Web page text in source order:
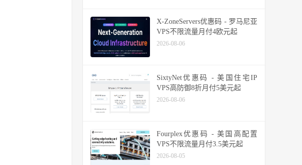
X-ZoneServers优惠码 - 罗马尼亚
VPS不限流量月付4欧元起
2026-08-06
SixtyNet优惠码 - 美国住宅IP
VPS高防御8折月付5美元起
2026-08-06
Fourplex优惠码 - 美国高配置
VPS不限流量月付3.5美元起
2026-08-05